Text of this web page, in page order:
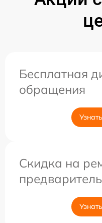
Бесплатная
обращения
Скидка на